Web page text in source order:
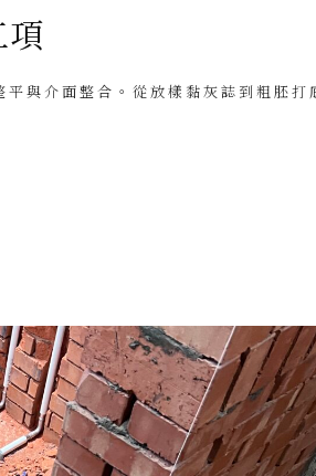
與介面整合。從放樣黏灰誌到粗胚打